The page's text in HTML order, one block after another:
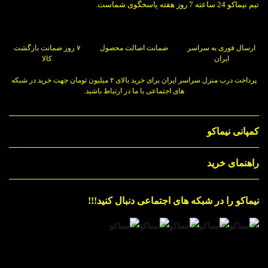
تیم نیماکو 24 ساعته 7 روز هفته پاسخگوی شماست.
ارسال فوری به سراسر
ایران
ضمانت اصالت محصول
۷ روز ضمانت بازگشت
کالا
پرداخت درب منزل سراسر ایران برای خرید بالای ۲ میلیون تومان جهت خرید در شبکه
های اجتماعی با ما در ارتباط باشید.
کمپانی نیماکو
راهنمای خرید
نیماکو را در شبکه های اجتماعی دنبال کنید!!!